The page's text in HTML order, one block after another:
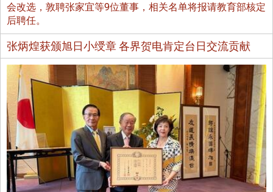
会改选，敦聘张家宜等9位董事，相关名单将报请教育部核定
后聘任。
张炳煌获颁旭日小绶章 各界贺电肯定台日交流贡献